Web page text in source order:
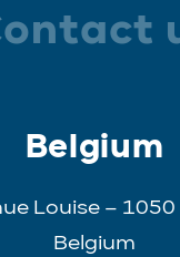
Belgium
Louise –
Belgium